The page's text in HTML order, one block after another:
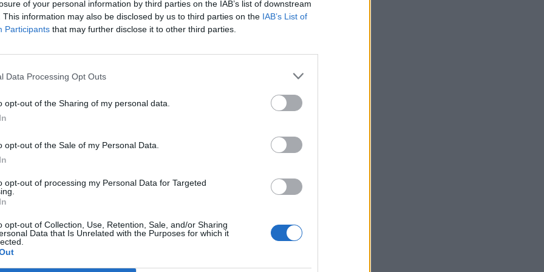
of your personal information by third parties on the IAB’s list of downstream
This information may also be disclosed by us to third parties on the IAB’s List of
Participants that may further disclose it to other third parties.
Data Processing Opt Outs
opt-out of the Sharing of my personal data.
opt-out of the Sale of my Personal Data.
opt-out of processing my Personal Data for Targeted
opt-out of Collection, Use, Retention, Sale, and/or Sharing
Data that Is Unrelated with the Purposes for which it
les femmes sont les premières victimes de ce genre
autres, les oestrogènes qui font que le corps stocke de
En parallèle, n’oubliez jamais de prendre soin de votre